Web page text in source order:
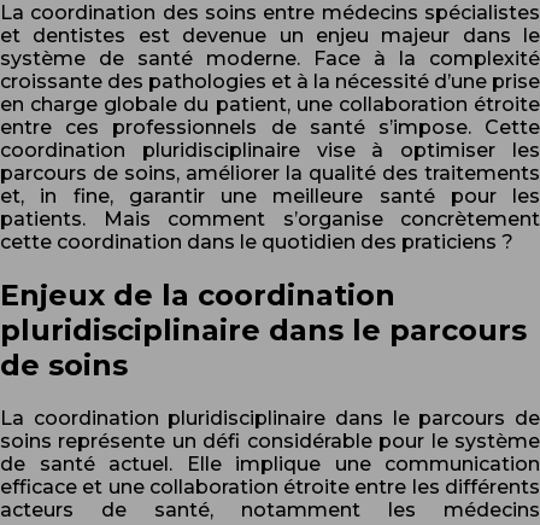
La coordination des soins entre médecins spécialistes
et dentistes est devenue un enjeu majeur dans le
système de santé moderne. Face à la complexité
croissante des pathologies et à la nécessité d’une prise
en charge globale du patient, une collaboration étroite
entre ces professionnels de santé s’impose. Cette
coordination pluridisciplinaire vise à optimiser les
parcours de soins, améliorer la qualité des traitements
et, in fine, garantir une meilleure santé pour les
patients. Mais comment s’organise concrètement
cette coordination dans le quotidien des praticiens ?
Enjeux de la coordination
pluridisciplinaire dans le parcours
de soins
La coordination pluridisciplinaire dans le parcours de
soins représente un défi considérable pour le système
de santé actuel. Elle implique une communication
efficace et une collaboration étroite entre les différents
acteurs de santé, notamment les médecins